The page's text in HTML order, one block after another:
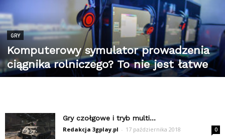
GRY
Komputerowy symulator prowadzenia
ciągnika rolniczego? To nie jest łatwe
Gry czołgowe i tryb multi…
Redakcja 3gplay.pl - 17 października 2018 0